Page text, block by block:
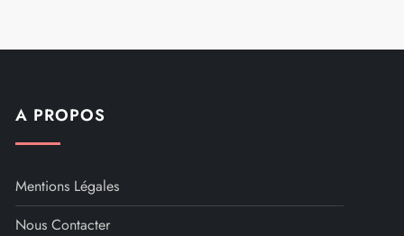
A PROPOS
Mentions Légales
Nous Contacter